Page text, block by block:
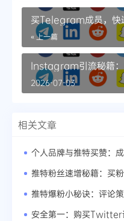
买Telegram成员，快
« 上一篇
Instagram引流秘籍：
2026-07-03
相关文章
个人品牌与推特买赞：
推特粉丝速增秘籍：买
推特爆粉小秘诀：评论
安全第一：购买Twitter